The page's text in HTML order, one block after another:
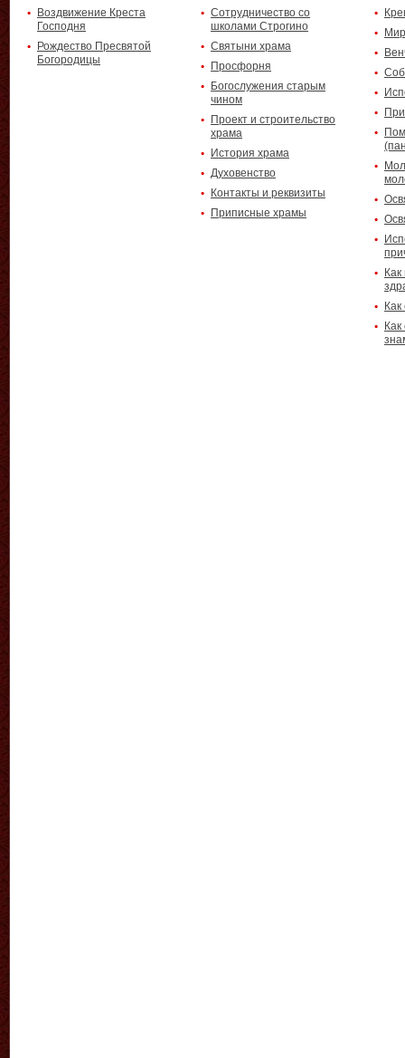
Воздвижение Креста
Господня
Рождество Пресвятой
Богородицы
Сотрудничество со
школами Строгино
Святыни храма
Просфорня
Богослужения старым
чином
Проект и строительство
храма
История храма
Духовенство
Контакты и реквизиты
Приписные храмы
Как
Как